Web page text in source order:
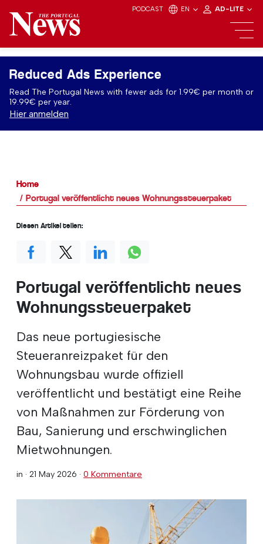
PODCAST EN AD-LITE
Reduced Ads Experience
Read The Portugal News with fewer ads for 1.99€ per month or
19.99€ per year.
Hier anmelden
Home
Portugal veröffentlicht neues Wohnungssteuerpaket
Portugal veröffentlicht neues
Wohnungssteuerpaket
Das neue portugiesische
Steueranreizpaket für den
Wohnungsbau wurde offiziell
veröffentlicht und bestätigt eine Reihe
von Maßnahmen zur Förderung von
Bau, Sanierung und erschwinglichen
Mietwohnungen.
in · 21 May 2026 · 0 Kommentare
Diesen Artikel teilen: